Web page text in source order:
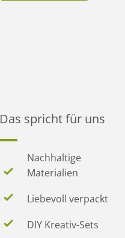
Das spricht für uns
Nachhaltige
Materialien
Liebevoll verpackt
DIY Kreativ-Sets